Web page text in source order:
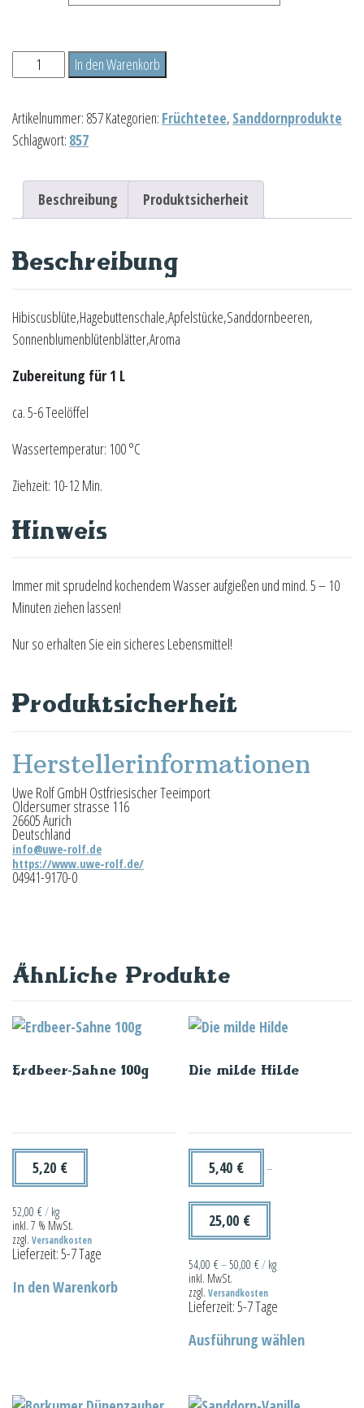
Sanddorn
Menge
In den Warenkorb
Artikelnummer: 857Kategorien: Früchtetee, Sanddornprodukte
Schlagwort: 857
Beschreibung Produktsicherheit
Beschreibung
Hibiscusblüte,Hagebuttenschale,Apfelstücke,Sanddornbeeren,
Sonnenblumenblütenblätter,Aroma
Zubereitung für 1 L
ca. 5-6 Teelöffel
Wassertemperatur: 100 °C
Ziehzeit: 10-12 Min.
Hinweis
Immer mit sprudelnd kochendem Wasser aufgießen und mind. 5 – 10
Minuten ziehen lassen!
Nur so erhalten Sie ein sicheres Lebensmittel!
Produktsicherheit
Herstellerinformationen
Uwe Rolf GmbH Ostfriesischer Teeimport
Oldersumer strasse 116
26605 Aurich
Deutschland
info@uwe-rolf.de
https://www.uwe-rolf.de/
04941-9170-0
Ähnliche Produkte
Erdbeer-Sahne 100g
5,20 €
52,00 €/ kg
inkl. 7 % MwSt.
zzgl. Versandkosten
Lieferzeit:5-7 Tage
In den Warenkorb
Die milde Hilde
5,40 € –
25,00 €
54,00€– 50,00€/ kg
inkl. MwSt.
zzgl.Versandkosten
Lieferzeit:5-7 Tage
Ausführung wählenProdukt